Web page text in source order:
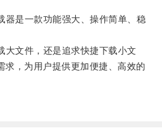
是一款功能强大、操作简单、稳
文件，还是追求快捷下载小文
求，为用户提供更加便捷、高效的